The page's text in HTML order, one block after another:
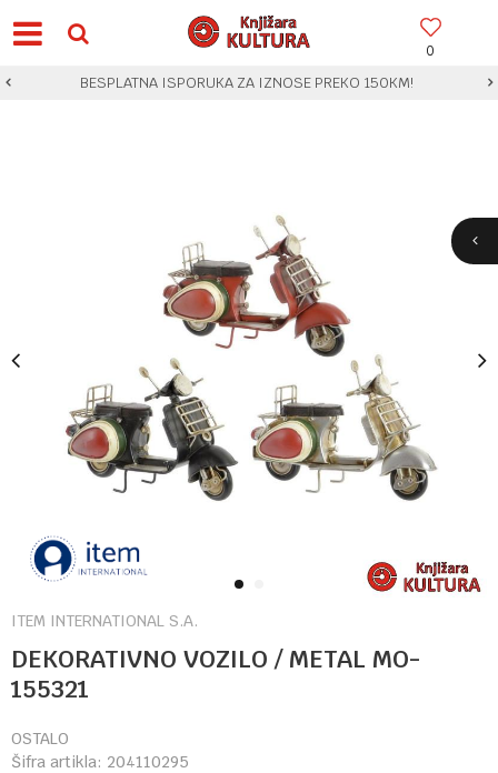
0
BESPLATNA ISPORUKA ZA IZNOSE PREKO 150KM!
1
ITEM INTERNATIONAL S.A.
DEKORATIVNO VOZILO / METAL MO-
155321
OSTALO
Šifra artikla: 204110295